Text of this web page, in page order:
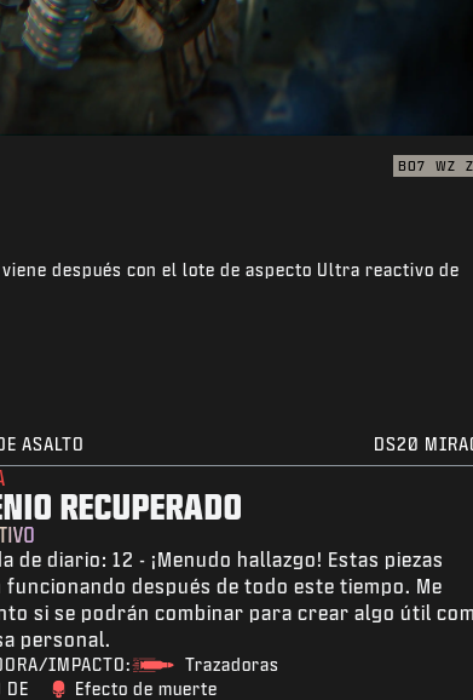
BO7 WZ
después con el lote de aspecto Ultra reactivo de
ASALTO DS20
RECUPERADO
de diario: 12 - ¡Menudo hallazgo! Estas piezas
funcionando después de todo este tiempo. Me
si se podrán combinar para crear algo útil
personal.
IMPACTO:
Trazadoras
DE
Efecto de muerte